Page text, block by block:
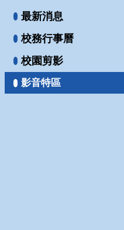
最新消息
校務行事曆
校園剪影
影音特區